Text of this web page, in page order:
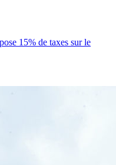
15% de taxes sur le